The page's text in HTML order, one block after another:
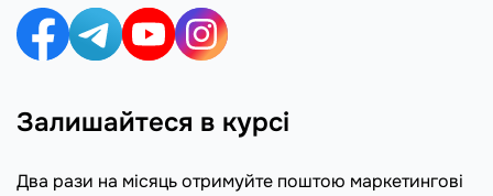
Залишайтеся в курсі
Два рази на місяць отримуйте поштою маркетингові